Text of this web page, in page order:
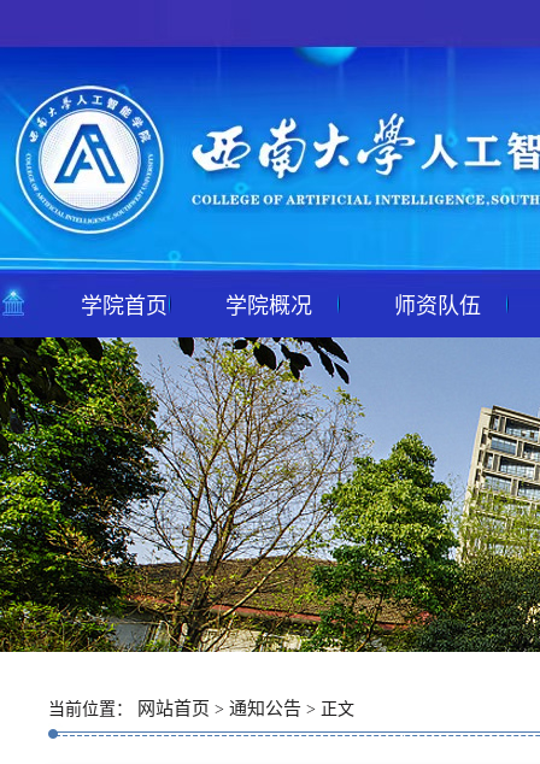
学院首页 学院概况 师资队伍
当前位置： 网站首页 > 通知公告 > 正文